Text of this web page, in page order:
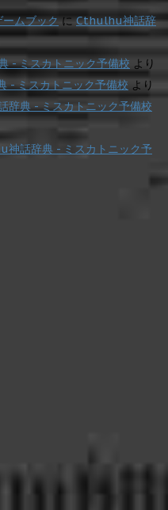
ムブックにCthulhu神話辞
- ミスカトニック予備校 より
- ミスカトニック予備校 より
典 - ミスカトニック予備校
話辞典 - ミスカトニック予